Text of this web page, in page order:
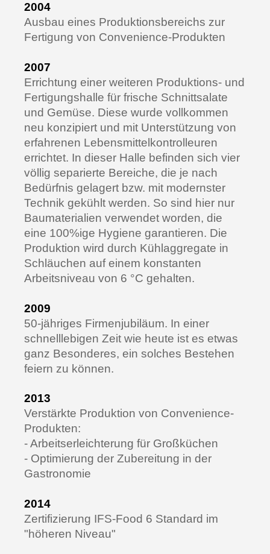
2004
Ausbau eines Produktionsbereichs zur
Fertigung von Convenience-Produkten
2007
Errichtung einer weiteren Produktions- und
Fertigungshalle für frische Schnittsalate
und Gemüse. Diese wurde vollkommen
neu konzipiert und mit Unterstützung von
erfahrenen Lebensmittelkontrolleuren
errichtet. In dieser Halle befinden sich vier
völlig separierte Bereiche, die je nach
Bedürfnis gelagert bzw. mit modernster
Technik gekühlt werden. So sind hier nur
Baumaterialien verwendet worden, die
eine 100%ige Hygiene garantieren. Die
Produktion wird durch Kühlaggregate in
Schläuchen auf einem konstanten
Arbeitsniveau von 6 °C gehalten.
2009
50-jähriges Firmenjubiläum. In einer
schnelllebigen Zeit wie heute ist es etwas
ganz Besonderes, ein solches Bestehen
feiern zu können.
2013
Verstärkte Produktion von Convenience-
Produkten:
- Arbeitserleichterung für Großküchen
- Optimierung der Zubereitung in der
Gastronomie
2014
Zertifizierung IFS-Food 6 Standard im
"höheren Niveau"